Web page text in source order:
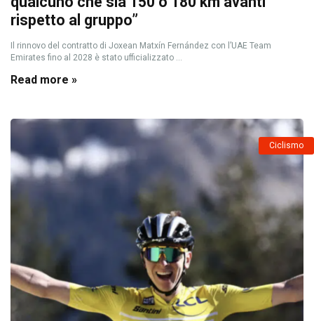
rispetto al gruppo”
Il rinnovo del contratto di Joxean Matxín Fernández con l’UAE Team
Emirates fino al 2028 è stato ufficializzato ...
Read more »
Ciclismo